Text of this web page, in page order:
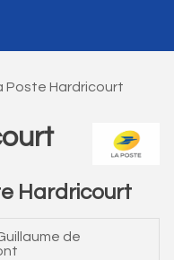
Poste Hardricourt
Hardricourt
de